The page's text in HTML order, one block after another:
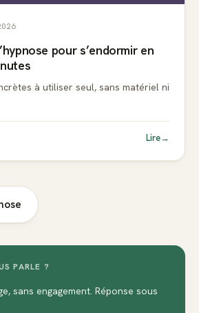
pour s’endormir en
à utiliser seul, sans matériel ni
Lire→
PARLE ?
sans engagement. Réponse sous